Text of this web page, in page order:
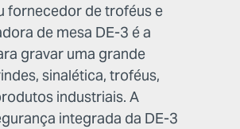
fornecedor de troféus e
de mesa DE-3 é a
gravar uma grande
sinalética, troféus,
industriais. A
integrada da DE-3